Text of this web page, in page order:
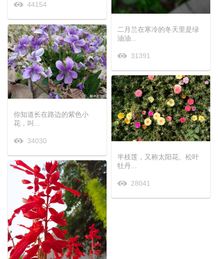
44154
你知道长在路边的紫色小
花，叫...
34030
二月兰在寒冷的冬天里是绿
油油...
31391
半枝莲，又称太阳花、松叶
牡丹...
28041